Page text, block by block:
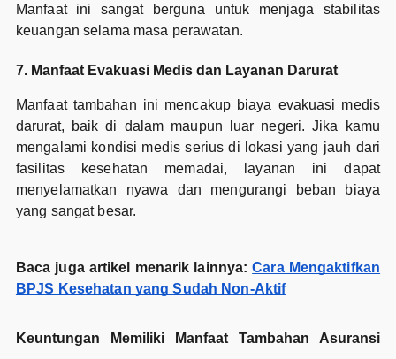
Manfaat ini sangat berguna untuk menjaga stabilitas
keuangan selama masa perawatan.
7. Manfaat Evakuasi Medis dan Layanan Darurat
Manfaat tambahan ini mencakup biaya evakuasi medis
darurat, baik di dalam maupun luar negeri. Jika kamu
mengalami kondisi medis serius di lokasi yang jauh dari
fasilitas kesehatan memadai, layanan ini dapat
menyelamatkan nyawa dan mengurangi beban biaya
yang sangat besar.
Baca juga artikel menarik lainnya:Cara Mengaktifkan
BPJS Kesehatan yang Sudah Non-Aktif
Keuntungan Memiliki Manfaat Tambahan Asuransi